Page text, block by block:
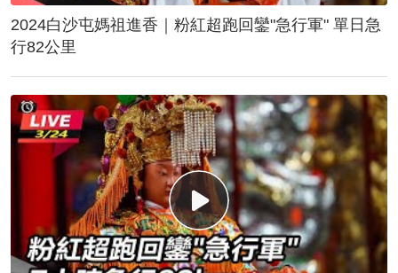
2024白沙屯媽祖進香｜粉紅超跑回鑾"急行軍" 單日急
行82公里